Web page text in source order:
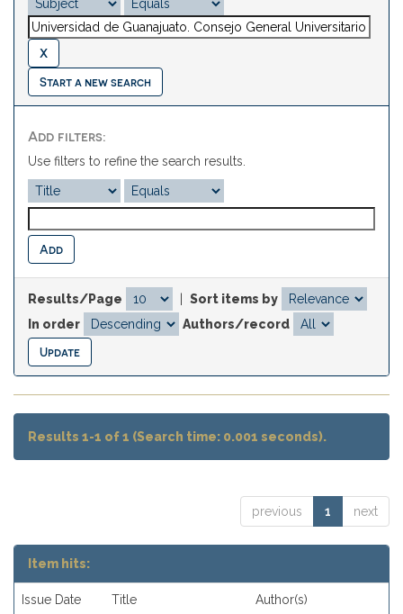
Start a new search
Add filters:
Use filters to refine the search results.
Results/Page
Sort items by
In order
Authors/record
Results 1-1 of 1 (Search time: 0.001 seconds).
previous 1 next
Item hits:
Issue Date Title Author(s)